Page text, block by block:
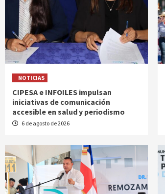
NOTICIAS
CIPESA e INFOILES impulsan
iniciativas de comunicación
accesible en salud y periodismo
6 de agosto de 2026